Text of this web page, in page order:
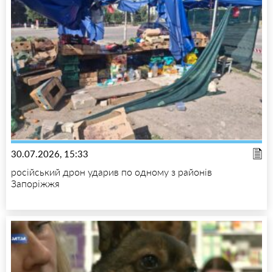
30.07.2026, 15:33
російський дрон ударив по одному з районів
Запоріжжя